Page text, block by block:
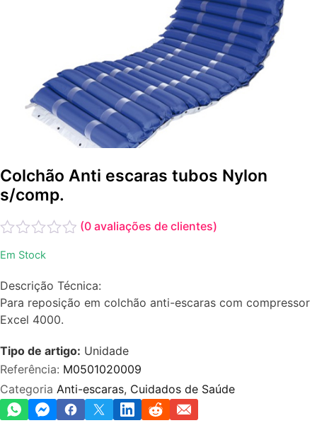
Colchão Anti escaras tubos Nylon
s/comp.
0
5
(0 avaliações de clientes)
Em Stock
Descrição Técnica:
Para reposição em colchão anti-escaras com compressor
Excel 4000.
Tipo de artigo: Unidade
Referência: M0501020009
Categoria Anti-escaras, Cuidados de Saúde